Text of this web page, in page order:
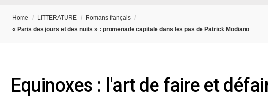
Home / LITTERATURE / Romans français /
« Paris des jours et des nuits » : promenade capitale dans les pas de Patrick Modiano
Equinoxes : l'art de faire et